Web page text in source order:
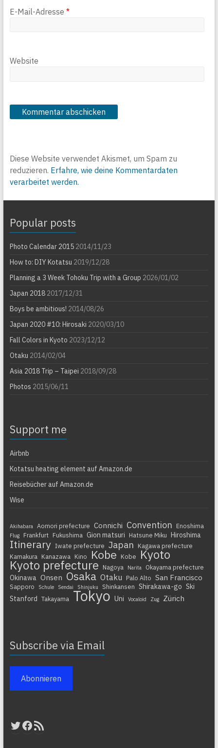
E-Mail-Adresse *
Website
Diese Website verwendet Akismet, um Spam zu
reduzieren. Erfahre, wie deine Kommentardaten
verarbeitet werden.
Popular posts
Photo Calendar 20152014/11/23
How to: DIY Kotatsu 2019/12/28
Planning a 3 Week Tohoku Trip with a Group 2026/01/02
Japan 20182017/12/31
Boys be ambitious! 2014/08/26
Japan 2020 #10: Hirosaki 2020/03/10
Fall Colors in Kyoto 2023/12/12
Otaku 2014/02/04
Asia 2018 Trip – Taipei 2018/09/28
Photos 2015/06/11
Support me
Airbnb
Kotatsu heating element auf Amazon.de
Reisebücher auf Amazon.de
Wise
Akihabara Aomori prefecture Connichi Convention Enoshima
Flug Frankfurt Fukushima Gion matsuri Hatsune Miku Hiroshima
Itinerary Iwate prefecture Japan
Kagawa prefecture
Kamakura
Kanazawa Kino Kobe Kobe Kyoto
Kyoto prefecture Nagoya Narita Okayama prefecture
Okinawa Onsen Osaka Otaku Palo Alto San Francisco
Sapporo Schule Sendai Shinjuku Shinkansen Shirakawa-go Ski
Stanford Takayama Tokyo Uni Vocaloid Zug Zürich
Subscribe via Email
Abonnieren
Twitter
Facebook
RSS-Feed